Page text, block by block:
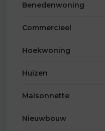
Benedenwoning
Commercieel
Hoekwoning
Huizen
Maisonnette
Nieuwbouw